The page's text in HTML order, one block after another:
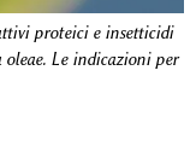
proteici e insetticidi
Le indicazioni per